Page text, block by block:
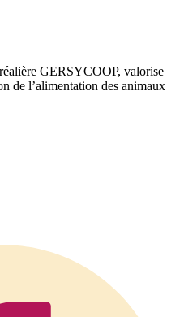
GERSYCOOP, valorise
de l’alimentation des animaux